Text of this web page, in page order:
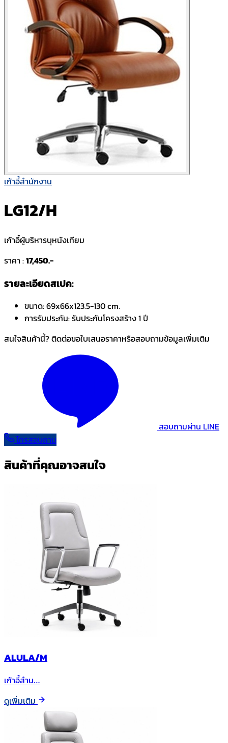
เก้าอี้สำนักงาน
LG12/H
เก้าอี้ผู้บริหารบุหนังเทียม
ราคา :17,450.-
รายละเอียดสเปค:
ขนาด:69x66x123.5-130 cm.
การรับประกัน:รับประกันโครงสร้าง 1 ปี
สนใจสินค้านี้? ติดต่อขอใบเสนอราคาหรือสอบถามข้อมูลเพิ่มเติม
สอบถามผ่าน LINE
โทรสอบถาม
สินค้าที่คุณอาจสนใจ
ALULA/M
เก้าอี้สำน…
ดูเพิ่มเติม